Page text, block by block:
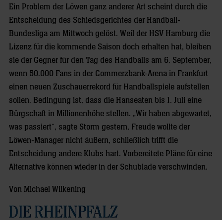
Ein Problem der Löwen ganz anderer Art scheint durch die
Entscheidung des Schiedsgerichtes der Handball-
Bundesliga am Mittwoch gelöst. Weil der HSV Hamburg die
Lizenz für die kommende Saison doch erhalten hat, bleiben
sie der Gegner für den Tag des Handballs am 6. September,
wenn 50.000 Fans in der Commerzbank-Arena in Frankfurt
einen neuen Zuschauerrekord für Handballspiele aufstellen
sollen. Bedingung ist, dass die Hanseaten bis 1. Juli eine
Bürgschaft in Millionenhöhe stellen. „Wir haben abgewartet,
was passiert“, sagte Storm gestern, Freude wollte der
Löwen-Manager nicht äußern, schließlich trifft die
Entscheidung andere Klubs hart. Vorbereitete Pläne für eine
Alternative können wieder in der Schublade verschwinden.
Von Michael Wilkening